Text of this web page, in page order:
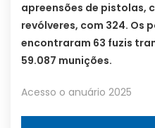
apreensões de pistolas,
revólveres, com 324. Os
encontraram 63 fuzis
59.087 munições.
Acesso o anuário 2025